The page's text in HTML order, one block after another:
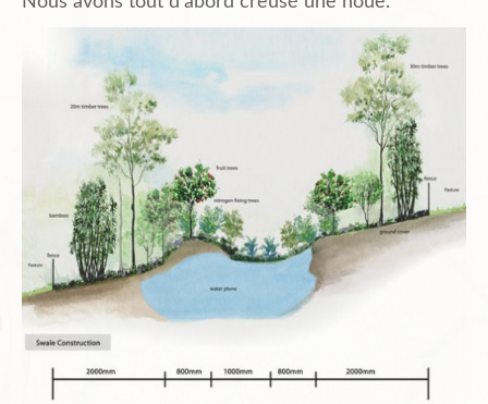
Plans de l’Abri
Liens Amis
Biblio.
Contact